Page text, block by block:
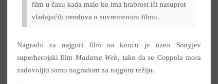
film u času kada malo ko ima hrabrost ići nasuprot
vladajućih trendova u suvremenom filmu.
Nagradu za najgori film na koncu je uzeo Sonyjev
superherojski film Madame Web, tako da se Coppola mora
zadovoljiti samo nagradom za najgoru režiju.